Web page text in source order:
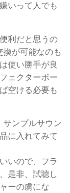
いって人でも
利だと思うの
換が可能なのも
使い勝手が良
ェクターボー
空ける必要も
サンプルサウン
に入れてみて
いので、フラ
是非、試聴し
ーの虜にな